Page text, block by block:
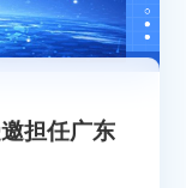
担任广东